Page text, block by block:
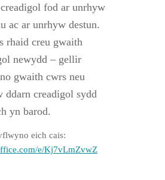
fod ar unrhyw
ac ar unrhyw destun.
rhaid creu gwaith
newydd – gellir
gwaith cwrs neu
ddarn creadigol sydd
yn barod.
eich cais:
e/Kj7vLmZvwZ